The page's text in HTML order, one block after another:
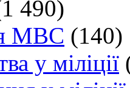
490)
МВС (140)
у міліції